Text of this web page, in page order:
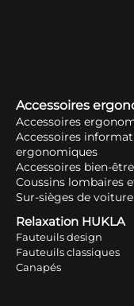
Accessoires
Accessoires
Accessoires
ergonomiques
Accessoires bien-être
Coussins lombaires
Sur-sièges de voiture
Relaxation HUKLA
Fauteuils design
Fauteuils classiques
Canapés